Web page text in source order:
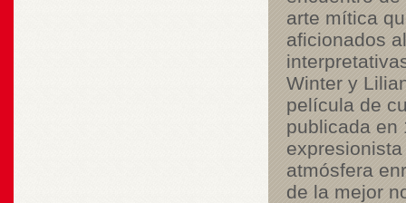
arte mítica
aficionados
Winter y
película de
publicada en
atmósfera
de la mejor